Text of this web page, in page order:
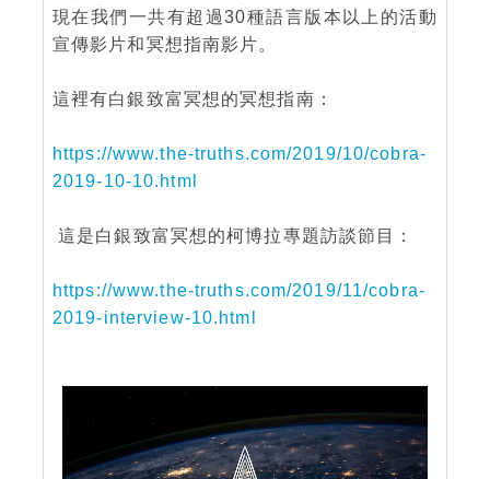
現在我們一共有超過30種語言版本以上的活動
宣傳影片和冥想指南影片。
這裡有白銀致富冥想的冥想指南：
https://www.the-truths.com/2019/10/cobra-
2019-10-10.html
這是白銀致富冥想的柯博拉專題訪談節目：
https://www.the-truths.com/2019/11/cobra-
2019-interview-10.html